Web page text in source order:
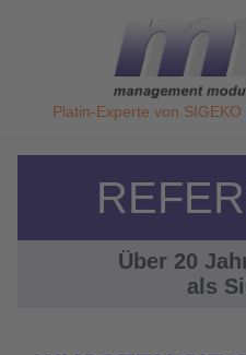
Platin-Experte von
Über 20
als